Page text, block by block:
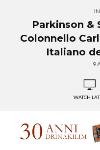
Parkinson &
Colonnello
Italiano
9
WATCH